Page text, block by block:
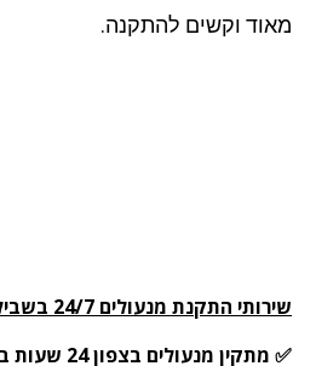
וקשים להתקנה.
התקנת מנעולים 24/7 בשבילכם!
מנעולים בצפון 24 שעות ביממה